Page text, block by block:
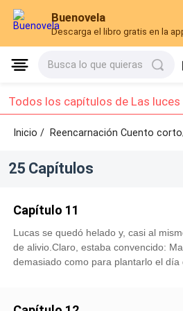
Buenovela
Descarga el libro gratis en la
Busca lo que quieras
Inicio / Reencarnación Cuento
25 Capítulos
Capítulo 11
Lucas se quedó helado y, casi al
de alivio.Claro, estaba convencido:
demasiado como para plantarlo el
otra de sus mañas para hacerlo
apareciera.Pero cuando levantó la